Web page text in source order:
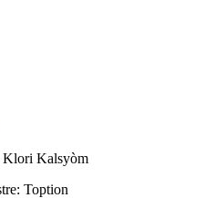
Klori Kalsyòm
Toption